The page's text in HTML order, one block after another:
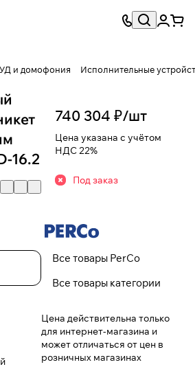
и домофония Исполнительные
16.2
740 304 ₽/шт
Цена указана с учётом
НДС 22%
Под заказ
Все товары PerCo
Все товары категории
Цена действительна только
для интернет-магазина и
может отличаться от цен в
розничных магазинах